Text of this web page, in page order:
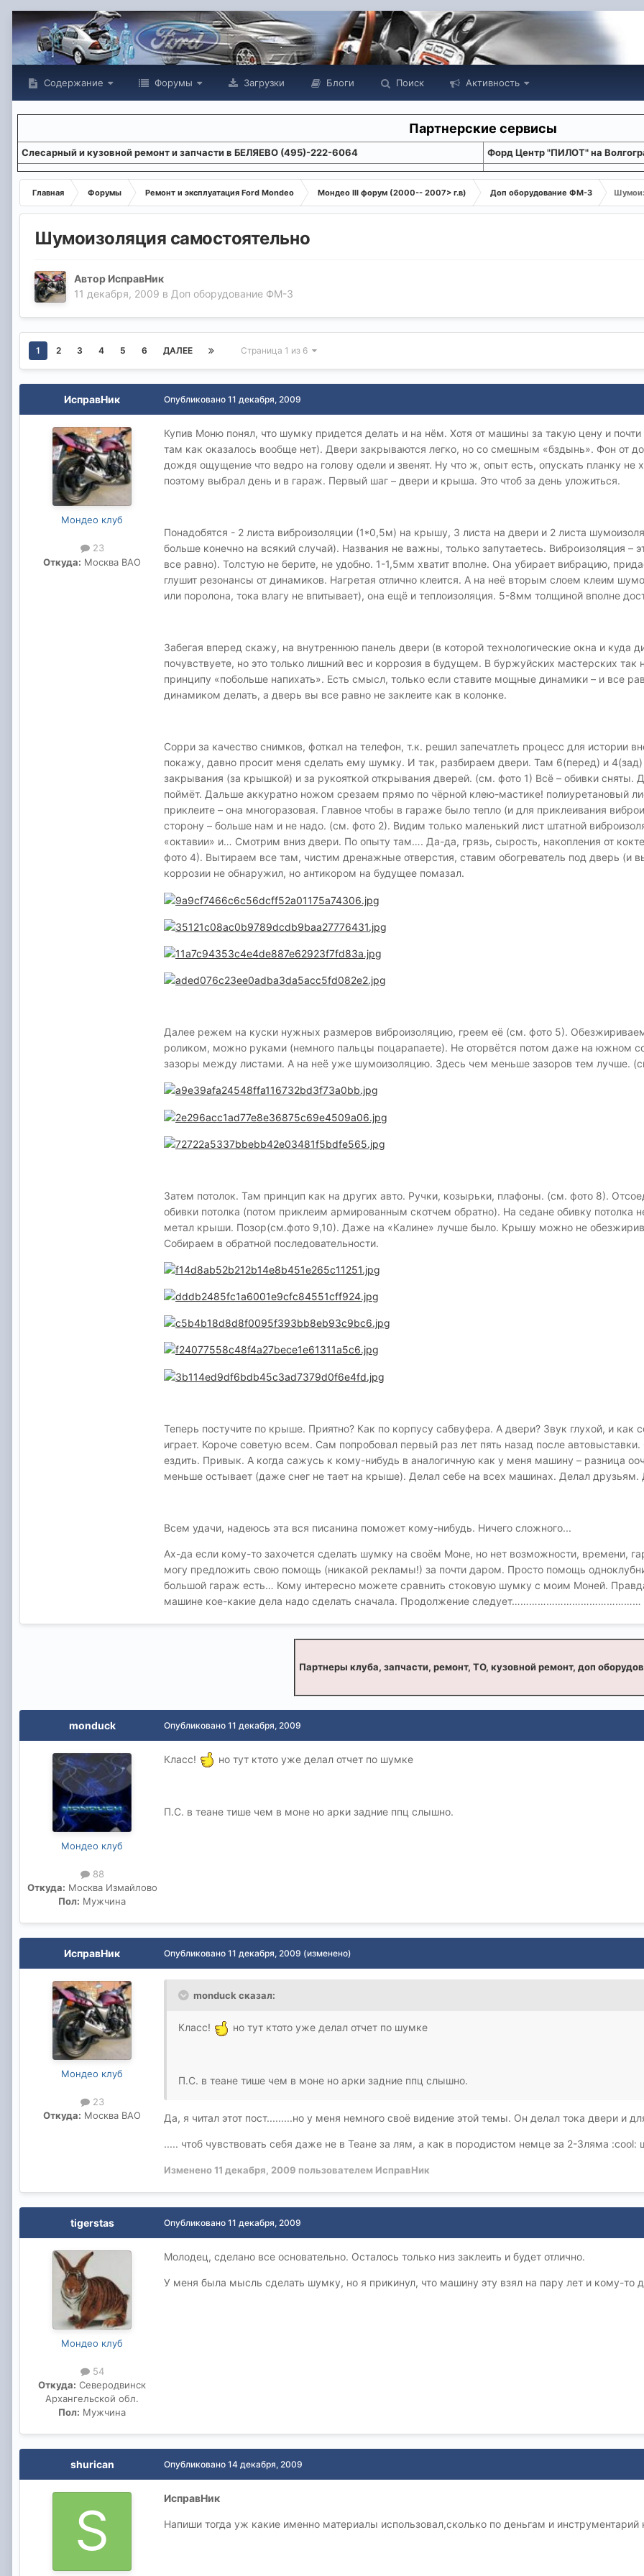
Содержание Форумы Загрузки Блоги Поиск Активность
Партнерские сервисы
Слесарный и кузовной ремонт и запчасти в БЕЛЯЕВО (495)-222-6064 Форд Центр "ПИЛОТ" на
Главная Форумы Ремонт и эксплуатация Ford Mondeo Мондео III форум (2000-- 2007> г.в) Доп оборудование ФМ-3
Шумоизоляция самостоятельно
Автор ИсправНик
11 декабря, 2009 в Доп оборудование ФМ-3
1 2 3 4 5 6 ДАЛЕЕ Страница 1 из 6
ИсправНик
Мондео клуб
23
Откуда: Москва ВАО
Опубликовано 11 декабря, 2009
Купив Моню понял, что шумку придется делать и на нём. Хотя от машины за такую цену и
там как оказалось вообще нет). Двери закрываются легко, но со смешным «бздынь». Фон от
дождя ощущение что ведро на голову одели и звенят. Ну что ж, опыт есть, опускать планку не
поэтому выбрал день и в гараж. Первый шаг – двери и крыша. Это чтоб за день уложиться.
Понадобятся - 2 листа виброизоляции (1*0,5м) на крышу, 3 листа на двери и 2 листа
больше конечно на всякий случай). Названия не важны, только запутаетесь. Виброизоляция –
все равно). Толстую не берите, не удобно. 1-1,5мм хватит вполне. Она убирает вибрацию,
глушит резонансы от динамиков. Нагретая отлично клеится. А на неё вторым слоем клеим
или поролона, тока влагу не впитывает), она ещё и теплоизоляция. 5-8мм толщиной вполне
Забегая вперед скажу, на внутреннюю панель двери (в которой технологические окна и куда
почувствуете, но это только лишний вес и коррозия в будущем. В буржуйских мастерских так
принципу «побольше напихать». Есть смысл, только если ставите мощные динамики – и все
динамиком делать, а дверь вы все равно не заклеите как в колонке.
Сорри за качество снимков, фоткал на телефон, т.к. решил запечатлеть процесс для истории
покажу, давно просит меня сделать ему шумку. И так, разбираем двери. Там 6(перед) и
закрывания (за крышкой) и за рукояткой открывания дверей. (см. фото 1) Всё – обивки сняты.
поймёт. Дальше аккуратно ножом срезаем прямо по чёрной клею-мастике! полиуретановый
приклеите – она многоразовая. Главное чтобы в гараже было тепло (и для приклеивания
сторону – больше нам и не надо. (см. фото 2). Видим только маленький лист штатной
«октавии» и… Смотрим вниз двери. По опыту там…. Да-да, грязь, сырость, накопления от
фото 4). Вытираем все там, чистим дренажные отверстия, ставим обогреватель под дверь (и
коррозии не обнаружил, но антикором на будущее помазал.
Далее режем на куски нужных размеров виброизоляцию, греем её (см. фото 5).
роликом, можно руками (немного пальцы поцарапаете). Не оторвётся потом даже на южном
зазоры между листами. А на неё уже шумоизоляцию. Здесь чем меньше зазоров тем лучше.
Затем потолок. Там принцип как на других авто. Ручки, козырьки, плафоны. (см. фото 8).
обивки потолка (потом приклеим армированным скотчем обратно). На седане обивку
метал крыши. Позор(см.фото 9,10). Даже на «Калине» лучше было. Крышу можно не
Собираем в обратной последовательности.
Теперь постучите по крыше. Приятно? Как по корпусу сабвуфера. А двери? Звук глухой, и
играет. Короче советую всем. Сам попробовал первый раз лет пять назад после
ездить. Привык. А когда сажусь к кому-нибудь в аналогичную как у меня машину – разница
меньше остывает (даже снег не тает на крыше). Делал себе на всех машинах. Делал
Всем удачи, надеюсь эта вся писанина поможет кому-нибудь. Ничего сложного...
Ах-да если кому-то захочется сделать шумку на своём Моне, но нет возможности, времени,
могу предложить свою помощь (никакой рекламы!) за почти даром. Просто помощь
большой гараж есть… Кому интересно можете сравнить стоковую шумку с моим Моней.
машине кое-какие дела надо сделать сначала. Продолжение следует………………………………………
Партнеры клуба, запчасти, ремонт, ТО, кузовной ремонт, доп
monduck
Мондео клуб
88
Откуда: Москва Измайлово
Пол: Мужчина
Опубликовано 11 декабря, 2009
Класс! но тут ктото уже делал отчет по шумке
П.С. в теане тише чем в моне но арки задние ппц слышно.
ИсправНик
Мондео клуб
23
Откуда: Москва ВАО
Опубликовано 11 декабря, 2009 (изменено)
monduck сказал:
Класс! но тут ктото уже делал отчет по шумке
П.С. в теане тише чем в моне но арки задние ппц слышно.
Да, я читал этот пост.........но у меня немного своё видение этой темы. Он делал тока двери и
..... чтоб чувствовать себя даже не в Теане за лям, а как в породистом немце за 2-3ляма :cool:
Изменено11 декабря, 2009 пользователем ИсправНик
tigerstas
Мондео клуб
54
Откуда: Северодвинск
Архангельской обл.
Пол: Мужчина
Опубликовано 11 декабря, 2009
Молодец, сделано все основательно. Осталось только низ заклеить и будет отлично.
У меня была мысль сделать шумку, но я прикинул, что машину эту взял на пару лет и кому-то
shurican Опубликовано 14 декабря, 2009
ИсправНик
Напиши тогда уж какие именно материалы использовал,сколько по деньгам и инструментарий